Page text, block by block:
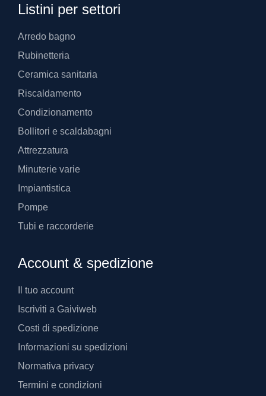
Listini per settori
Arredo bagno
Rubinetteria
Ceramica sanitaria
Riscaldamento
Condizionamento
Bollitori e scaldabagni
Attrezzatura
Minuterie varie
Impiantistica
Pompe
Tubi e raccorderie
Account & spedizione
Il tuo account
Iscriviti a Gaiviweb
Costi di spedizione
Informazioni su spedizioni
Normativa privacy
Termini e condizioni